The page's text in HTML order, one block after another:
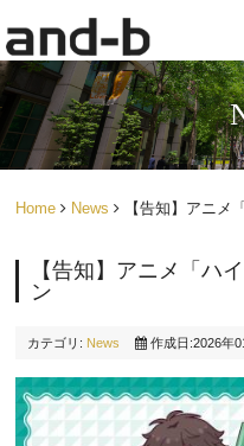
Home News 【告知】アニメ
【告知】アニメ「ハ
ン
カテゴリ: News 作成日:2026年